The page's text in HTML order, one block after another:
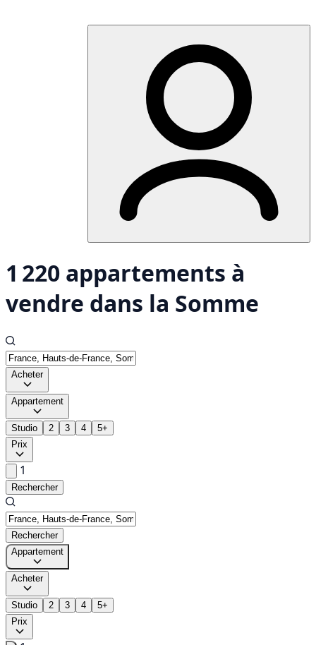
1 220 appartements à
vendre dans la Somme
Acheter
Appartement
Studio 2 3 4
5+
Prix
1
Rechercher
Rechercher
Appartement
Acheter
Studio 2 3 4
5+
Prix